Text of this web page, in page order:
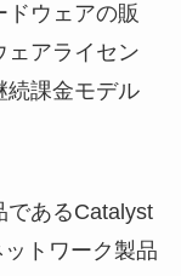
ドウェアの販
ェアライセン
続課金モデル
であるCatalyst
トワーク製品